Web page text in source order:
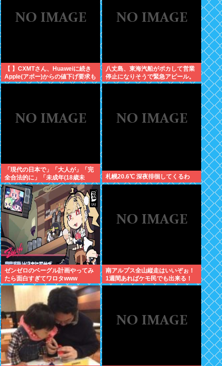
【 】CXMTさん、Huaweiに続き
Apple(アポー)からの値下げ要求も
拒否！！！半導体バボー継続
八丈島、東海汽船がポカして営業
停止になりそうで緊急アピール。
生活物資が届かなくなるかも。ア
「現代の日本で」「大人が」「完
全合法的に」「未成年(18歳未
満)」と性行為をする方法ってある
の？
札幌20.6℃ 深夜徘徊してくるわ
ゼンゼロのベーグル計画やってみ
たら面白すぎてワロタwww
南アルプス全山縦走はいいぞぉ！
1週間あればケモ民でも出来る！
お盆休みにやってみなイカ？